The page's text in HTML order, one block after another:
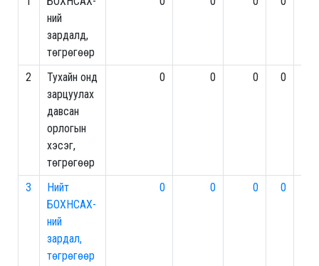
ний
зардалд,
төгрөгөөр
2
Тухайн онд
зарцуулах
давсан
орлогын
хэсэг,
төгрөгөөр
0 0 0 0
3
Нийт
БОХНСАХ-
ний
зардал,
төгрөгөөр
0 0 0 0